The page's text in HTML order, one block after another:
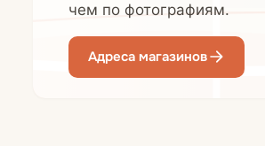
чем по фотографиям.
Адреса магазинов